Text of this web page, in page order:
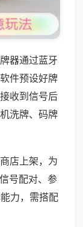
器通过蓝牙
件预设好牌
收到信号后
洗牌、码牌
店上架，为
号配对、参
力，需搭配